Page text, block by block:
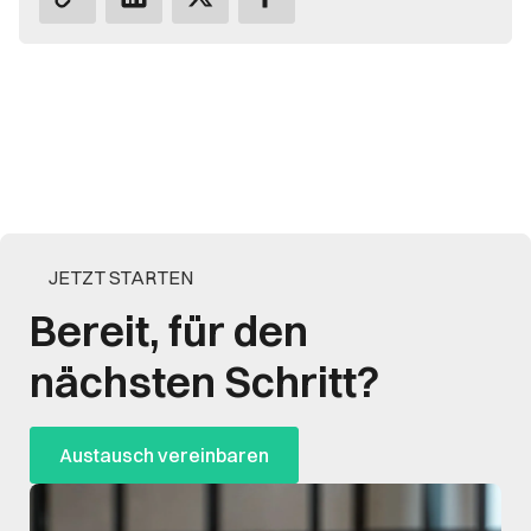
JETZT STARTEN
Bereit, für den
nächsten Schritt?
Austausch vereinbaren